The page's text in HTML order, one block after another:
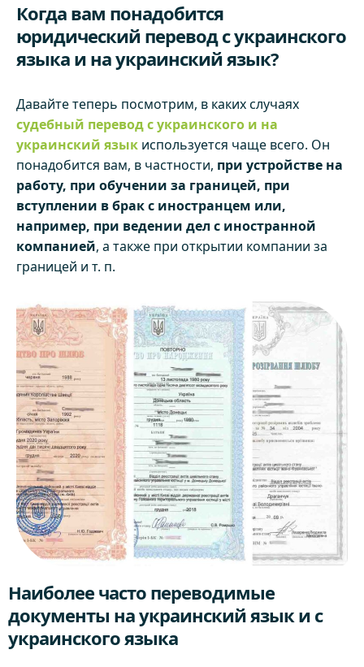
Когда вам понадобится
юридический перевод с украинского
языка и на украинский язык?
Давайте теперь посмотрим, в каких случаях
судебный перевод с украинского и на
украинский язык используется чаще всего. Он
понадобится вам, в частности, при устройстве на
работу, при обучении за границей, при
вступлении в брак с иностранцем или,
например, при ведении дел с иностранной
компанией, а также при открытии компании за
границей и т. п.
Наиболее часто переводимые
документы на украинский язык и с
украинского языка